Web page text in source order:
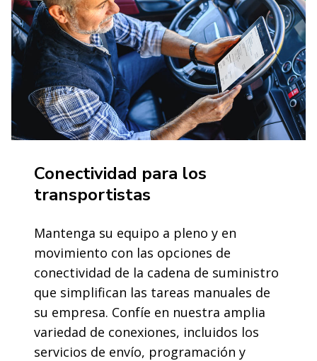
Conectividad para los
transportistas
Mantenga su equipo a pleno y en
movimiento con las opciones de
conectividad de la cadena de suministro
que simplifican las tareas manuales de
su empresa. Confíe en nuestra amplia
variedad de conexiones, incluidos los
servicios de envío, programación y